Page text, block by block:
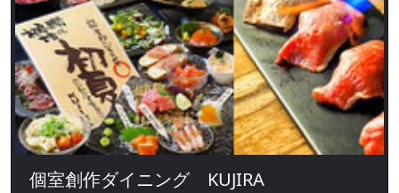
個室創作ダイニング KUJIRA